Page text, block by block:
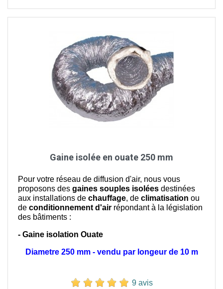
Gaine isolée en ouate 250 mm
Pour votre réseau de diffusion d'air, nous vous
proposons des gaines souples isolées destinées
aux installations de chauffage, de climatisation ou
de conditionnement d'air répondant à la législation
des bâtiments :
- Gaine isolation Ouate
Diametre 250 mm - vendu par longeur de 10 m
9 avis